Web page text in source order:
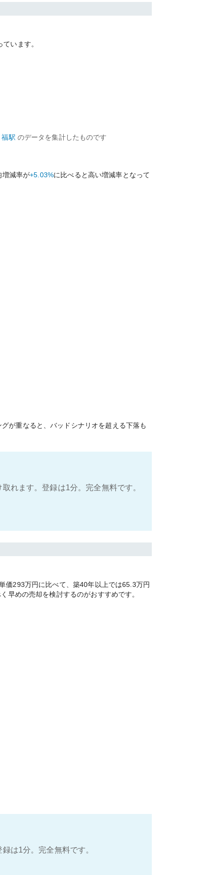
います。
福駅 のデータを集計したものです
増減率が+5.03%に比べると高い増減率となって
が重なると、バッドシナリオを超える下落も
れます。登録は1分。完全無料です。
価293万円に比べて、築40年以上では65.3万円
早めの売却を検討するのがおすすめです。
は1分。完全無料です。